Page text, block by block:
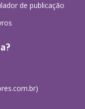
de publicação